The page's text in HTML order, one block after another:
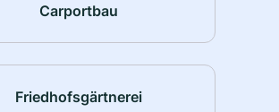
Carportbau
Friedhofsgärtnerei